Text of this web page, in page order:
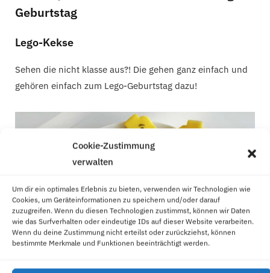
Cookie-Zustimmung
verwalten
Um dir ein optimales Erlebnis zu bieten, verwenden wir Technologien wie
Cookies, um Geräteinformationen zu speichern und/oder darauf
zuzugreifen. Wenn du diesen Technologien zustimmst, können wir Daten
wie das Surfverhalten oder eindeutige IDs auf dieser Website verarbeiten.
Wenn du deine Zustimmung nicht erteilst oder zurückziehst, können
bestimmte Merkmale und Funktionen beeinträchtigt werden.
Geburtstag
Lego-Kekse
Sehen die nicht klasse aus?! Die gehen ganz einfach und
gehören einfach zum Lego-Geburtstag dazu!